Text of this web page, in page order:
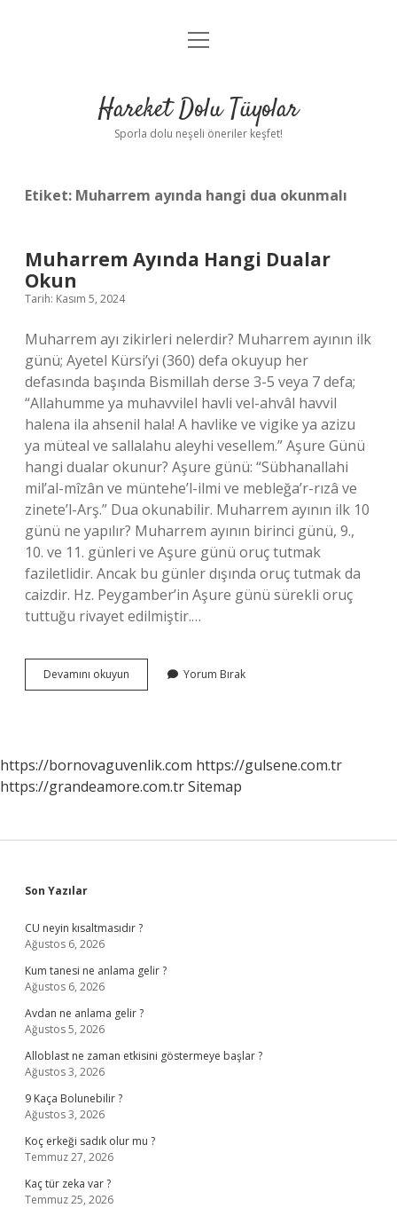
Anasayfa
Yasal Uyarı
menüyü
Hareket Dolu Tüyolar
Sporla dolu neşeli öneriler keşfet!
Etiket: Muharrem ayında hangi dua okunmalı
Muharrem Ayında Hangi Dualar
Okun
Tarih: Kasım 5, 2024
Muharrem ayı zikirleri nelerdir? Muharrem ayının ilk
günü; Ayetel Kürsi’yi (360) defa okuyup her
defasında başında Bismillah derse 3-5 veya 7 defa;
“Allahumme ya muhavvilel havli vel-ahvâl havvil
halena ila ahsenil hala! A havlike ve vigike ya azizu
ya müteal ve sallalahu aleyhi vesellem.” Aşure Günü
hangi dualar okunur? Aşure günü: “Sübhanallahi
mil’al-mîzân ve müntehe’l-ilmi ve mebleğa’r-rızâ ve
zinete’l-Arş.” Dua okunabilir. Muharrem ayının ilk 10
günü ne yapılır? Muharrem ayının birinci günü, 9.,
10. ve 11. günleri ve Aşure günü oruç tutmak
faziletlidir. Ancak bu günler dışında oruç tutmak da
caizdir. Hz. Peygamber’in Aşure günü sürekli oruç
tuttuğu rivayet edilmiştir.…
Devamını okuyun Muharrem
Ayında
Yorum Bırak
https://bornovaguvenlik.com https://gulsene.com.tr
https://grandeamore.com.trSitemap
Sidebar
Son Yazılar
CU neyin kısaltmasıdır ?
Ağustos 6, 2026
Kum tanesi ne anlama gelir ?
Ağustos 6, 2026
Avdan ne anlama gelir ?
Ağustos 5, 2026
Alloblast ne zaman etkisini göstermeye başlar ?
Ağustos 3, 2026
9 Kaça Bolunebilir ?
Ağustos 3, 2026
Koç erkeği sadık olur mu ?
Temmuz 27, 2026
Kaç tür zeka var ?
Temmuz 25, 2026